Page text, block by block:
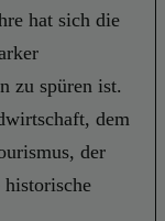
hat sich die
zu spüren ist.
dem
der